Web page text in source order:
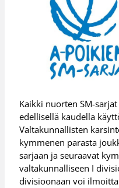
Kaikki nuorten SM-
edellisellä kaudella
Valtakunnallisten
kymmenen parasta
sarjaan ja seuraavat
valtakunnalliseen I
divisioonaan voi